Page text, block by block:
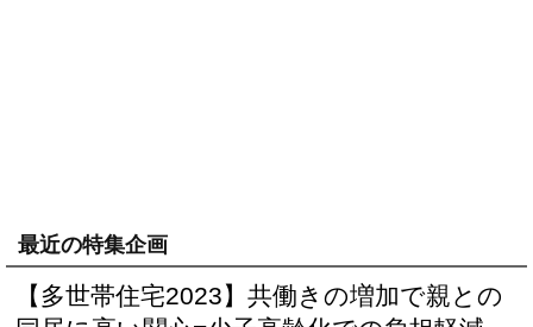
最近の特集企画
【多世帯住宅2023】共働きの増加で親との